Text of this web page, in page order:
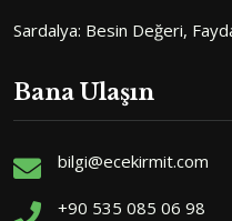
Sardalya: Besin Değeri,
Bana Ulaşın
bilgi@ecekirmit.com
+90 535 085 06 98